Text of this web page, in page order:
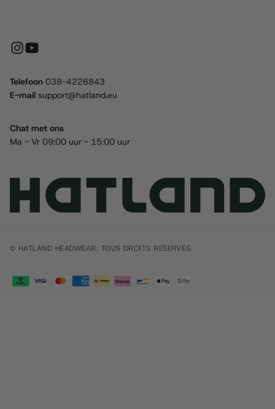
Telefoon 038-4226843
E-mail support@hatland.eu
Chat met ons
Ma - Vr 09:00 uur - 15:00 uur
© HATLAND HEADWEAR. TOUS DROITS RÉSERVÉS.